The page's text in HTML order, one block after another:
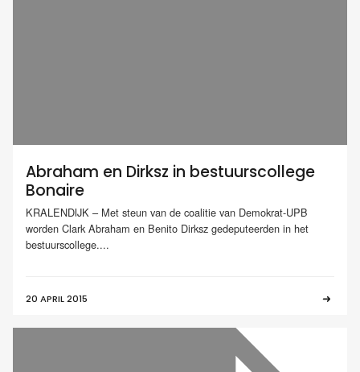
Abraham en Dirksz in bestuurscollege
Bonaire
KRALENDIJK – Met steun van de coalitie van Demokrat-UPB
worden Clark Abraham en Benito Dirksz gedeputeerden in het
bestuurscollege....
20 APRIL 2015